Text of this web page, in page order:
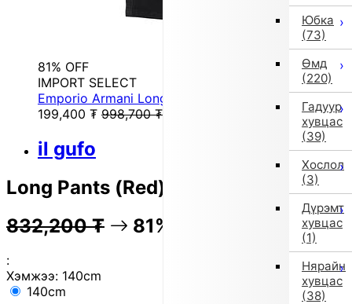
Юбка
(73)
Өмд
(220)
Гадуур
хувцас
(39)
Хослол
(3)
Дүрэмт
хувцас
(1)
Нярайн
хувцас
(38)
81% OFF
IMPORT SELECT
Emporio Armani Long Pants (Black)
199,400 ₮ 998,700 ₮
il gufo
Long Pants (Red)
832,200 ₮ 81% OFF ₮
:
Хэмжээ: 140cm
140cm